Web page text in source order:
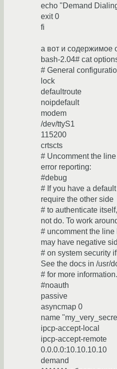
echo "Demand
exit 0
fi
а вот и содержимое
bash-2.04# cat
# General
lock
defaultroute
noipdefault
modem
/dev/ttyS1
115200
crtscts
# Uncomment the
error reporting:
#debug
# If you have a
require the other side
# to authenticate
not do. To work
# uncomment the
may have negative
# on system security
See the docs in /usr/
# for more information.
#noauth
passive
asyncmap 0
name
ipcp-accept-local
ipcp-accept-remote
0.0.0.0:10.10.10.10
demand